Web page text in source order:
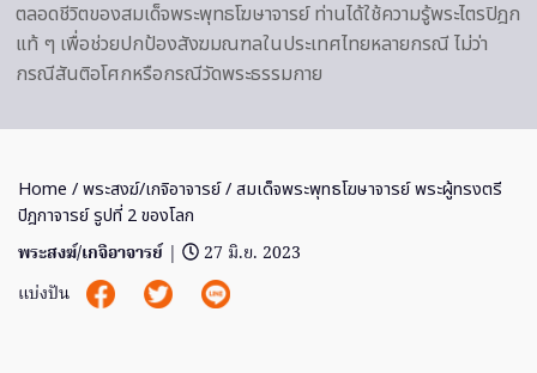
ตลอดชีวิตของสมเด็จพระพุทธโฆษาจารย์ ท่านได้ใช้ความรู้พระไตรปิฎก
แท้ ๆ เพื่อช่วยปกป้องสังฆมณฑลในประเทศไทยหลายกรณี ไม่ว่า
กรณีสันติอโศกหรือกรณีวัดพระธรรมกาย
Home /พระสงฆ์/เกจิอาจารย์/ สมเด็จพระพุทธโฆษาจารย์ พระผู้ทรงตรี
ปิฎกาจารย์ รูปที่ 2 ของโลก
พระสงฆ์/เกจิอาจารย์ |
27 มิ.ย. 2023
แบ่งปัน